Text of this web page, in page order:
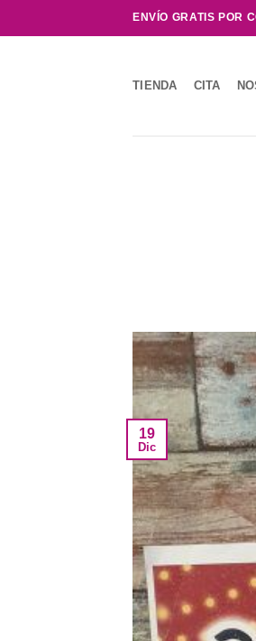
al
ENVÍO GRATIS POR
TIENDA CITA
19
Dic